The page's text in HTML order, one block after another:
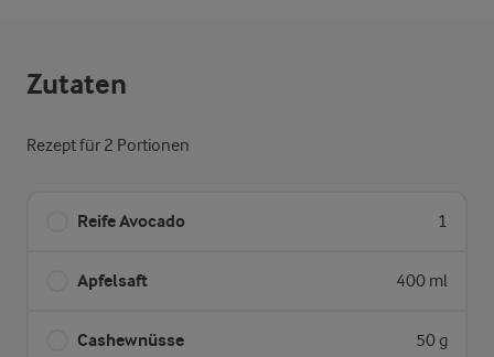
Zutaten
Rezept für 2 Portionen
Reife Avocado 1
Apfelsaft 400 ml
Cashewnüsse 50 g